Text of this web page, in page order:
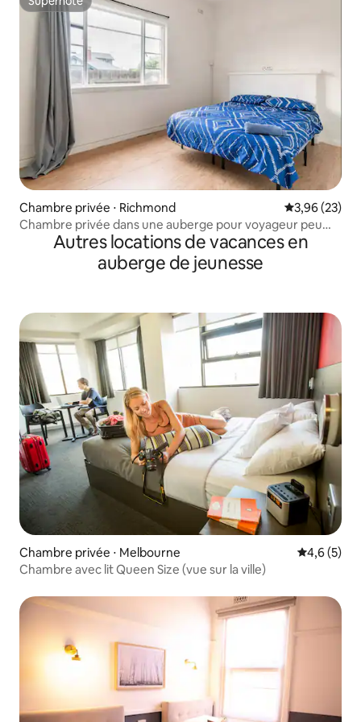
Superhôte
Chambre privée ⋅ Richmond Évaluation
3,96 (23)
Chambre privée dans une auberge pour voyageur peu
exigeantAutres locations de vacances en
auberge de jeunesse
Chambre privée ⋅ Melbourne Évaluation
4,6 (5)
Chambre avec lit Queen Size (vue sur la ville)